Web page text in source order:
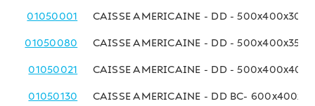
01050001 CAISSE AMERICAINE - DD - 500x400x300
01050080 CAISSE AMERICAINE - DD - 500x400x350
01050021 CAISSE AMERICAINE - DD - 500x400x400
01050130 CAISSE AMERICAINE - DD BC-